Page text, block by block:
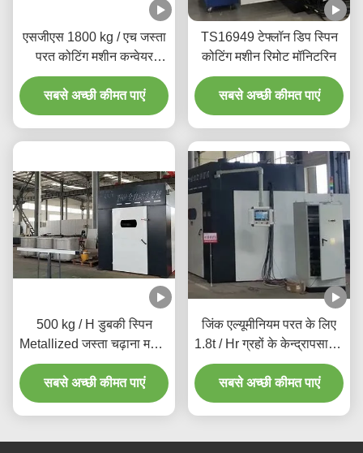
एसजीएस 1800 kg / एच जस्ता
परत कोटिंग मशीन कन्वेयर
वितरक के साथ
सबसे अच्छी कीमत पाएं
TS16949 टेफ्लॉन डिप स्पिन
कोटिंग मशीन रिमोट मॉनिटरिन
सबसे अच्छी कीमत पाएं
500 kg / H डुबकी स्पिन
Metallized जस्ता चढ़ाना मशीन
झुकाव प्रकार
सबसे अच्छी कीमत पाएं
जिंक एल्यूमीनियम परत के लिए
1.8t / Hr ग्रहों के केन्द्रापसारक
डिप स्पिन कोटिंग उपकरण
सबसे अच्छी कीमत पाएं